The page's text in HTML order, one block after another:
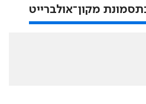
מקון־אולברייט